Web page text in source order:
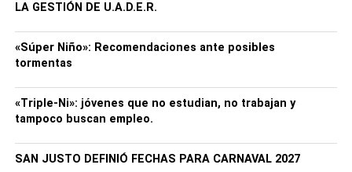
LA GESTIÓN DE U.A.D.E.R.
«Súper Niño»: Recomendaciones ante posibles
tormentas
«Triple-Ni»: jóvenes que no estudian, no trabajan y
tampoco buscan empleo.
SAN JUSTO DEFINIÓ FECHAS PARA CARNAVAL 2027